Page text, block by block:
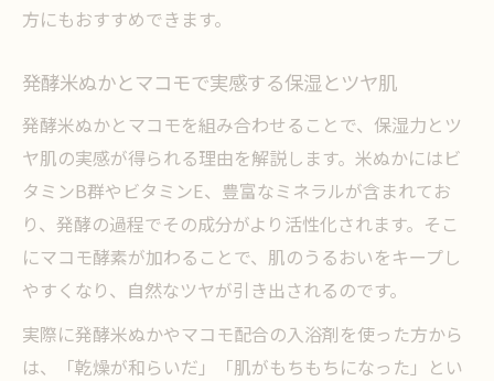
方にもおすすめできます。
発酵米ぬかとマコモで実感する保湿とツヤ肌
発酵米ぬかとマコモを組み合わせることで、保湿力とツ
ヤ肌の実感が得られる理由を解説します。米ぬかにはビ
タミンB群やビタミンE、豊富なミネラルが含まれてお
り、発酵の過程でその成分がより活性化されます。そこ
にマコモ酵素が加わることで、肌のうるおいをキープし
やすくなり、自然なツヤが引き出されるのです。
実際に発酵米ぬかやマコモ配合の入浴剤を使った方から
は、「乾燥が和らいだ」「肌がもちもちになった」とい